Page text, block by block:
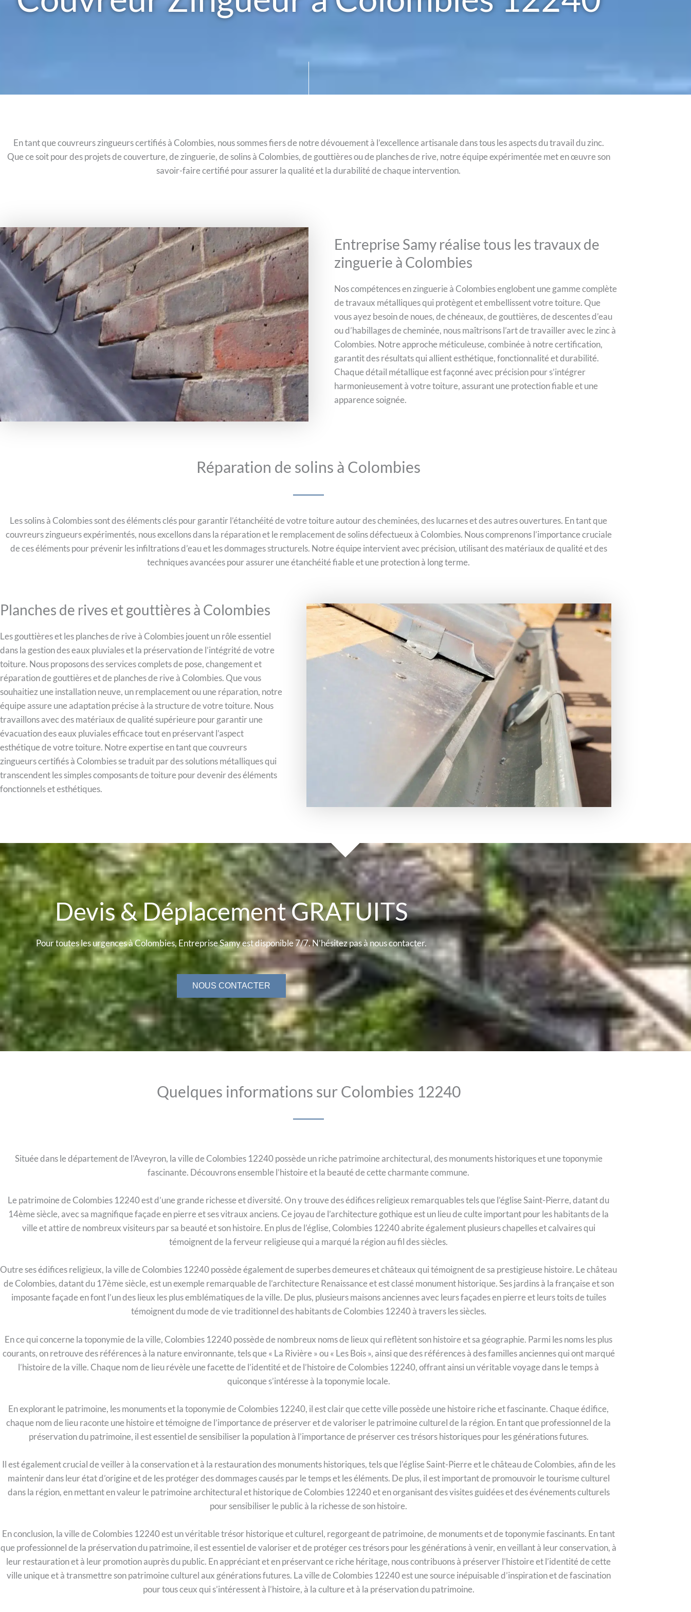
En tant que couvreurs zingueurs certifiés à Colombies, nous sommes fiers de notre dévouement à l’excellence artisanale dans tous les aspects du travail du zinc.
Que ce soit pour des projets de couverture, de zinguerie, de solins à Colombies, de gouttières ou de planches de rive, notre équipe expérimentée met en œuvre son
savoir-faire certifié pour assurer la qualité et la durabilité de chaque intervention.
Entreprise Samy réalise tous les travaux de
zinguerie à Colombies
Nos compétences en zinguerie à Colombies englobent une gamme complète
de travaux métalliques qui protègent et embellissent votre toiture. Que
vous ayez besoin de noues, de chéneaux, de gouttières, de descentes d’eau
ou d’habillages de cheminée, nous maîtrisons l’art de travailler avec le zinc à
Colombies. Notre approche méticuleuse, combinée à notre certification,
garantit des résultats qui allient esthétique, fonctionnalité et durabilité.
Chaque détail métallique est façonné avec précision pour s’intégrer
harmonieusement à votre toiture, assurant une protection fiable et une
apparence soignée.
Réparation de solins à Colombies
Les solins à Colombies sont des éléments clés pour garantir l’étanchéité de votre toiture autour des cheminées, des lucarnes et des autres ouvertures. En tant que
couvreurs zingueurs expérimentés, nous excel­lons dans la réparation et le remplacement de solins défectueux à Colombies. Nous comprenons l’importance cruciale
de ces éléments pour prévenir les infiltrations d’eau et les dommages structurels. Notre équipe intervient avec précision, utilisant des matériaux de qualité et des
techniques avancées pour assurer une étanchéité fiable et une protection à long terme.
Planches de rives et gouttières à Colombies
Les gouttières et les planches de rive à Colombies jouent un rôle essentiel
dans la gestion des eaux pluviales et la préservation de l’intégrité de votre
toiture. Nous proposons des services complets de pose, changement et
réparation de gouttières et de planches de rive à Colombies. Que vous
souhaitiez une installation neuve, un remplacement ou une réparation, notre
équipe assure une adaptation précise à la structure de votre toiture. Nous
travaillons avec des matériaux de qualité supérieure pour garantir une
évacuation des eaux pluviales efficace tout en préservant l’aspect
esthétique de votre toiture. Notre expertise en tant que couvreurs
zingueurs certifiés à Colombies se traduit par des solutions métalliques qui
transcendent les simples composants de toiture pour devenir des éléments
fonctionnels et esthétiques.
Devis & Déplacement GRATUITS
Pour toutes les urgences à Colombies, Entreprise Samy est disponible 7/7. N’hésitez pas à nous contacter.
NOUS CONTACTER
Quelques informations sur Colombies 12240
Située dans le département de l’Aveyron, la ville de Colombies 12240 possède un riche patrimoine architectural, des monuments historiques et une toponymie
fascinante. Découvrons ensemble l’histoire et la beauté de cette charmante commune.
Le patrimoine de Colombies 12240 est d’une grande richesse et diversité. On y trouve des édifices religieux remarquables tels que l’église Saint-Pierre, datant du
14ème siècle, avec sa magnifique façade en pierre et ses vitraux anciens. Ce joyau de l’architecture gothique est un lieu de culte important pour les habitants de la
ville et attire de nombreux visiteurs par sa beauté et son histoire. En plus de l’église, Colombies 12240 abrite également plusieurs chapelles et calvaires qui
témoignent de la ferveur religieuse qui a marqué la région au fil des siècles.
Outre ses édifices religieux, la ville de Colombies 12240 possède également de superbes demeures et châteaux qui témoignent de sa prestigieuse histoire. Le château
de Colombies, datant du 17ème siècle, est un exemple remarquable de l’architecture Renaissance et est classé monument historique. Ses jardins à la française et son
imposante façade en font l’un des lieux les plus emblématiques de la ville. De plus, plusieurs maisons anciennes avec leurs façades en pierre et leurs toits de tuiles
témoignent du mode de vie traditionnel des habitants de Colombies 12240 à travers les siècles.
En ce qui concerne la toponymie de la ville, Colombies 12240 possède de nombreux noms de lieux qui reflètent son histoire et sa géographie. Parmi les noms les plus
courants, on retrouve des références à la nature environnante, tels que « La Rivière » ou « Les Bois », ainsi que des références à des familles anciennes qui ont marqué
l’histoire de la ville. Chaque nom de lieu révèle une facette de l’identité et de l’histoire de Colombies 12240, offrant ainsi un véritable voyage dans le temps à
quiconque s’intéresse à la toponymie locale.
En explorant le patrimoine, les monuments et la toponymie de Colombies 12240, il est clair que cette ville possède une histoire riche et fascinante. Chaque édifice,
chaque nom de lieu raconte une histoire et témoigne de l’importance de préserver et de valoriser le patrimoine culturel de la région. En tant que professionnel de la
préservation du patrimoine, il est essentiel de sensibiliser la population à l’importance de préserver ces trésors historiques pour les générations futures.
Il est également crucial de veiller à la conservation et à la restauration des monuments historiques, tels que l’église Saint-Pierre et le château de Colombies, afin de les
maintenir dans leur état d’origine et de les protéger des dommages causés par le temps et les éléments. De plus, il est important de promouvoir le tourisme culturel
dans la région, en mettant en valeur le patrimoine architectural et historique de Colombies 12240 et en organisant des visites guidées et des événements culturels
pour sensibiliser le public à la richesse de son histoire.
En conclusion, la ville de Colombies 12240 est un véritable trésor historique et culturel, regorgeant de patrimoine, de monuments et de toponymie fascinants. En tant
que professionnel de la préservation du patrimoine, il est essentiel de valoriser et de protéger ces trésors pour les générations à venir, en veillant à leur conservation, à
leur restauration et à leur promotion auprès du public. En appréciant et en préservant ce riche héritage, nous contribuons à préserver l’histoire et l’identité de cette
ville unique et à transmettre son patrimoine culturel aux générations futures. La ville de Colombies 12240 est une source inépuisable d’inspiration et de fascination
pour tous ceux qui s’intéressent à l’histoire, à la culture et à la préservation du patrimoine.